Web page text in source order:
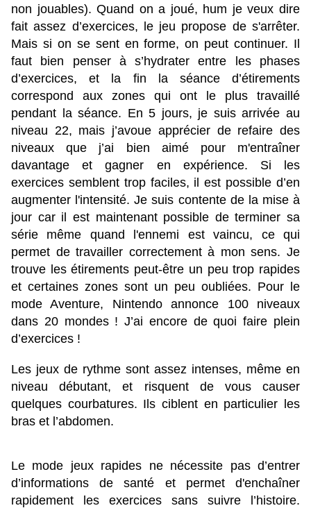
non jouables). Quand on a joué, hum je veux dire
fait assez d’exercices, le jeu propose de s'arrêter.
Mais si on se sent en forme, on peut continuer. Il
faut bien penser à s’hydrater entre les phases
d’exercices, et la fin la séance d’étirements
correspond aux zones qui ont le plus travaillé
pendant la séance. En 5 jours, je suis arrivée au
niveau 22, mais j’avoue apprécier de refaire des
niveaux que j’ai bien aimé pour m'entraîner
davantage et gagner en expérience. Si les
exercices semblent trop faciles, il est possible d’en
augmenter l'intensité. Je suis contente de la mise à
jour car il est maintenant possible de terminer sa
série même quand l'ennemi est vaincu, ce qui
permet de travailler correctement à mon sens. Je
trouve les étirements peut-être un peu trop rapides
et certaines zones sont un peu oubliées. Pour le
mode Aventure, Nintendo annonce 100 niveaux
dans 20 mondes ! J’ai encore de quoi faire plein
d’exercices !
Les jeux de rythme sont assez intenses, même en
niveau débutant, et risquent de vous causer
quelques courbatures. Ils ciblent en particulier les
bras et l’abdomen.
Le mode jeux rapides ne nécessite pas d’entrer
d’informations de santé et permet d'enchaîner
rapidement les exercices sans suivre l’histoire.